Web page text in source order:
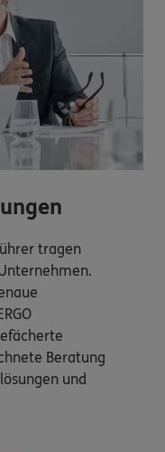
tragen
Beratung
und